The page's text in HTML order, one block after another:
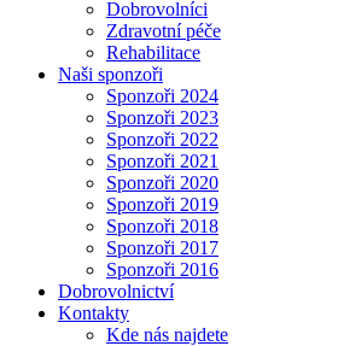
Dobrovolníci
Zdravotní péče
Rehabilitace
Naši sponzoři
Sponzoři 2024
Sponzoři 2023
Sponzoři 2022
Sponzoři 2021
Sponzoři 2020
Sponzoři 2019
Sponzoři 2018
Sponzoři 2017
Sponzoři 2016
Dobrovolnictví
Kontakty
Kde nás najdete